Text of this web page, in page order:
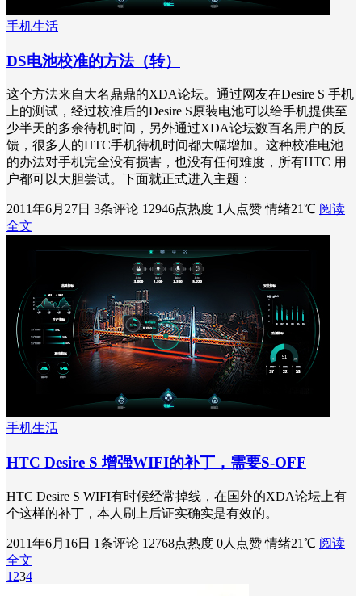
手机生活
DS电池校准的方法（转）
这个方法来自大名鼎鼎的XDA论坛。通过网友在Desire S 手机
上的测试，经过校准后的Desire S原装电池可以给手机提供至
少半天的多余待机时间，另外通过XDA论坛数百名用户的反
馈，很多人的HTC手机待机时间都大幅增加。这种校准电池
的办法对手机完全没有损害，也没有任何难度，所有HTC 用
户都可以大胆尝试。下面就正式进入主题：
2011年6月27日 3条评论 12946点热度 1人点赞 情绪21℃ 阅读
全文
手机生活
HTC Desire S 增强WIFI的补丁，需要S-OFF
HTC Desire S WIFI有时候经常掉线，在国外的XDA论坛上有
个这样的补丁，本人刷上后证实确实是有效的。
2011年6月16日 1条评论 12768点热度 0人点赞 情绪21℃ 阅读
全文
1 234